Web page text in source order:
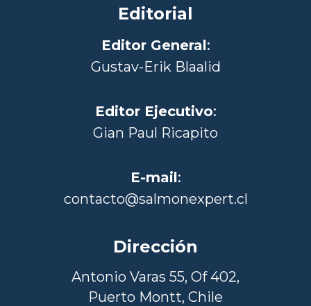
Editorial
Editor General:
Gustav-Erik Blaalid
Editor Ejecutivo:
Gian Paul Ricapito
E-mail:
contacto@salmonexpert.cl
Dirección
Antonio Varas 55, Of 402,
Puerto Montt, Chile